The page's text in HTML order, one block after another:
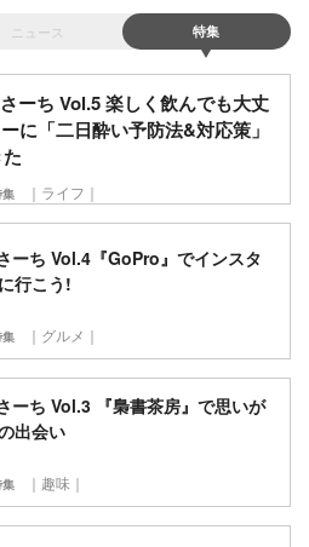
ニュース 特集
ーち Vol.5 楽しく飲んでも大丈
に「二日酔い予防法&対応策」
｜ライフ｜
ーち Vol.4『GoPro』でインスタ
行こう!
｜グルメ｜
ーち Vol.3 『梟書茶房』で思いが
出会い
｜趣味｜